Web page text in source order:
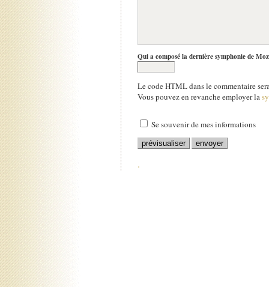
Qui a composé la dernière symphonie de
Le code HTML dans le commentaire
Vous pouvez en revanche employer la
Se souvenir de mes informations
.